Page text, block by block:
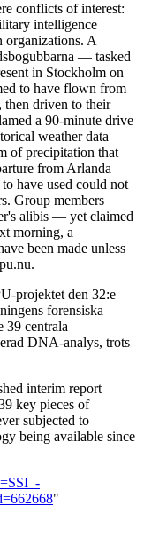
conflicts of interest:
intelligence
organizations. A
— tasked
in Stockholm on
to have flown from
then driven to their
a 90-minute drive
weather data
of precipitation that
from Arlanda
have used could not
Group members
alibis — yet claimed
morning, a
been made unless
projektet den 32:e
forensiska
39 centrala
DNA-analys, trots
interim report
key pieces of
subjected to
being available since
"